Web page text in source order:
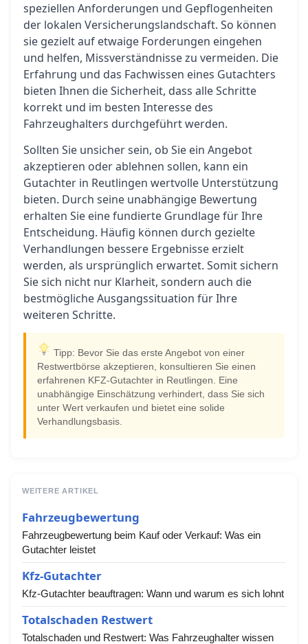
speziellen Anforderungen und Gepflogenheiten
der lokalen Versicherungslandschaft. So können
sie gezielt auf etwaige Forderungen eingehen
und helfen, Missverständnisse zu vermeiden. Die
Erfahrung und das Fachwissen eines Gutachters
bieten Ihnen die Sicherheit, dass alle Schritte
korrekt und im besten Interesse des
Fahrzeughalters durchgeführt werden.
Sollten Sie unsicher sein, ob Sie ein Angebot
akzeptieren oder ablehnen sollen, kann ein
Gutachter in Reutlingen wertvolle Unterstützung
bieten. Durch seine unabhängige Bewertung
erhalten Sie eine fundierte Grundlage für Ihre
Entscheidung. Häufig können durch gezielte
Verhandlungen bessere Ergebnisse erzielt
werden, als ursprünglich erwartet. Somit sichern
Sie sich nicht nur Klarheit, sondern auch die
bestmögliche Ausgangssituation für Ihre
weiteren Schritte.
Tipp: Bevor Sie das erste Angebot von einer
Restwertbörse akzeptieren, konsultieren Sie einen
erfahrenen KFZ-Gutachter in Reutlingen. Eine
unabhängige Einschätzung verhindert, dass Sie sich
unter Wert verkaufen und bietet eine solide
Verhandlungsbasis.
WEITERE ARTIKEL
Fahrzeugbewertung
Fahrzeugbewertung beim Kauf oder Verkauf: Was ein
Gutachter leistet
Kfz-Gutachter
Kfz-Gutachter beauftragen: Wann und warum es sich lohnt
Totalschaden Restwert
Totalschaden und Restwert: Was Fahrzeughalter wissen